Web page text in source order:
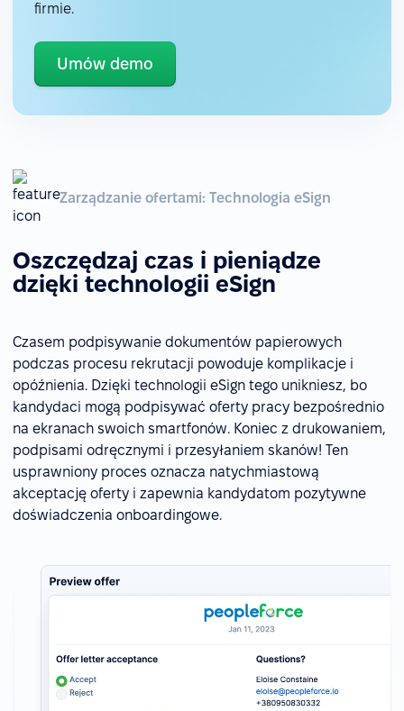
firmie.
Umów demo
Zarządzanie ofertami: Technologia eSign
Oszczędzaj czas i pieniądze
dzięki technologii eSign
Czasem podpisywanie dokumentów papierowych
podczas procesu rekrutacji powoduje komplikacje i
opóźnienia. Dzięki technologii eSign tego unikniesz, bo
kandydaci mogą podpisywać oferty pracy bezpośrednio
na ekranach swoich smartfonów. Koniec z drukowaniem,
podpisami odręcznymi i przesyłaniem skanów! Ten
usprawniony proces oznacza natychmiastową
akceptację oferty i zapewnia kandydatom pozytywne
doświadczenia onboardingowe.